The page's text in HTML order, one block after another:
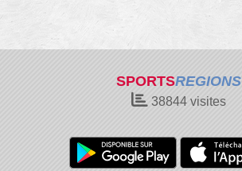
SPORTSREGIONS
38844visites